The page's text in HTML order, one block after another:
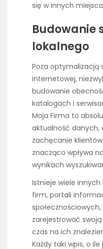
się w innych
Budowanie
lokalnego
Poza optymalizacją
internetowej,
budowanie
katalogach i
Moja Firma to
aktualność danych,
zachęcanie
znacząco wpływa
wynikach
Istnieje wiele
firm, portali
zarejestrować
czas na ich
Każdy taki wpis, o